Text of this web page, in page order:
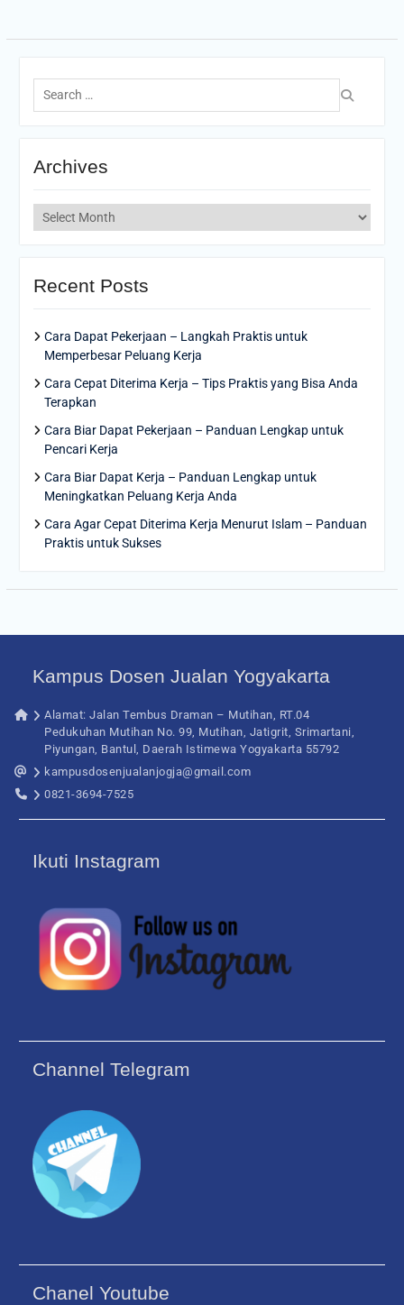
Search
for:
Archives
Archives
Recent Posts
Cara Dapat Pekerjaan – Langkah Praktis untuk
Memperbesar Peluang Kerja
Cara Cepat Diterima Kerja – Tips Praktis yang Bisa Anda
Terapkan
Cara Biar Dapat Pekerjaan – Panduan Lengkap untuk
Pencari Kerja
Cara Biar Dapat Kerja – Panduan Lengkap untuk
Meningkatkan Peluang Kerja Anda
Cara Agar Cepat Diterima Kerja Menurut Islam – Panduan
Praktis untuk Sukses
Kampus Dosen Jualan Yogyakarta
Alamat: Jalan Tembus Draman – Mutihan, RT.04
Pedukuhan Mutihan No. 99, Mutihan, Jatigrit, Srimartani,
Piyungan, Bantul, Daerah Istimewa Yogyakarta 55792
kampusdosenjualanjogja@gmail.com
0821-3694-7525
Ikuti Instagram
Channel Telegram
Chanel Youtube